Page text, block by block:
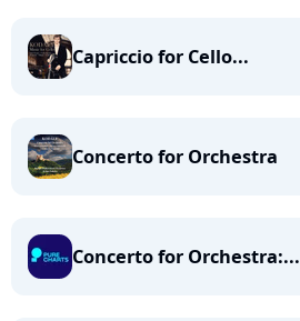
Capriccio for Cello...
Concerto for Orchestra
Concerto for Orchestra:...